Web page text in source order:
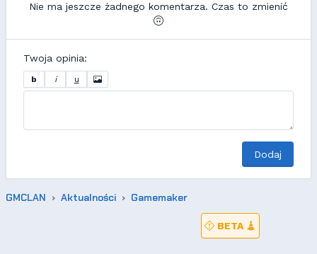
Nie ma jeszcze żadnego komentarza. Czas to zmienić
Twoja opinia:
b i u
Dodaj
GMCLAN Aktualności Gamemaker
BETA